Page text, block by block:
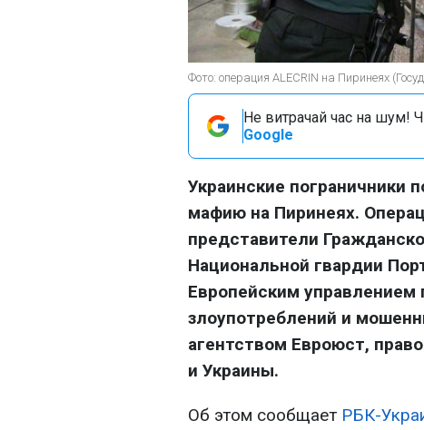
Фото: операция ALECRIN на Пиринеях
Не витрачай час на шум!
Google
Украинские пограничники
мафию на Пиринеях.
представители
Национальной гвардии
Европейским
злоупотреблений и
агентством Евроюст,
и Украины.
Об этом сообщает РБК-